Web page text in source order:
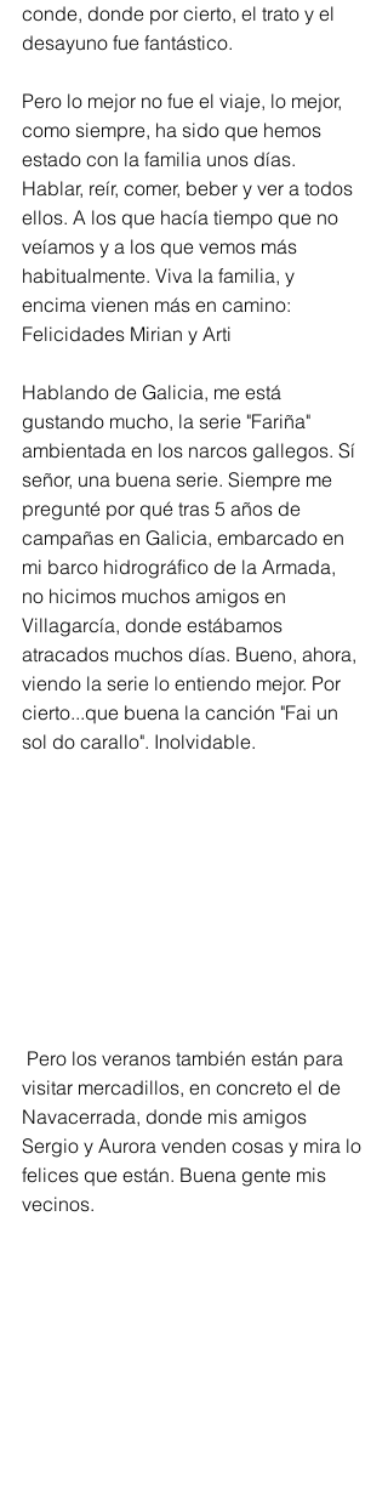
conde, donde por cierto, el trato y el
desayuno fue fantástico.
Pero lo mejor no fue el viaje, lo mejor,
como siempre, ha sido que hemos
estado con la familia unos días.
Hablar, reír, comer, beber y ver a todos
ellos. A los que hacía tiempo que no
veíamos y a los que vemos más
habitualmente. Viva la familia, y
encima vienen más en camino:
Felicidades Mirian y Arti
Hablando de Galicia, me está
gustando mucho, la serie "Fariña"
ambientada en los narcos gallegos. Sí
señor, una buena serie. Siempre me
pregunté por qué tras 5 años de
campañas en Galicia, embarcado en
mi barco hidrográfico de la Armada,
no hicimos muchos amigos en
Villagarcía, donde estábamos
atracados muchos días. Bueno, ahora,
viendo la serie lo entiendo mejor. Por
cierto...que buena la canción "Fai un
sol do carallo". Inolvidable.
visitar mercadillos, en concreto el de
Navacerrada, donde mis amigos
Sergio y Aurora venden cosas y mira lo
felices que están. Buena gente mis
vecinos.